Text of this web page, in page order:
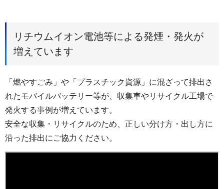
リチウムイオン電池等による発煙・発火が
増えています
「燃やすごみ」や「プラスチック資源」に混ざって排出さ
れたモバイルバッテリー等が、収集車やリサイクル工場で
発火する事例が増えています。
安全な収集・リサイクルのため、正しい分け方・出し方に
沿った排出にご協力ください。